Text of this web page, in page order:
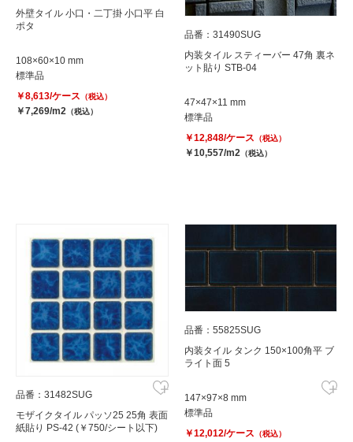
外壁タイル 小口・二丁掛 小口平 白
ポタ
108×60×10 mm
標準品
￥8,613/ケース （税込）
￥7,269/m2 （税込）
品番：31490SUG
内装タイル スティーバー 47角 裏ネ
ット貼り STB-04
47×47×11 mm
標準品
￥12,848/ケース （税込）
￥10,557/m2 （税込）
品番：31482SUG
モザイクタイル パッソ25 25角 表面
紙貼り PS-42 (￥750/シート以下)
品番：55825SUG
内装タイル タンク 150×100角平 ブ
ライト面 5
147×97×8 mm
標準品
￥12,012/ケース （税込）